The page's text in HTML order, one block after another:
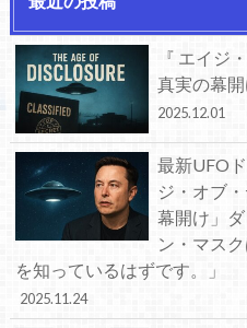
『 エイジ
真実の幕
2025.12.01
最新UFO
ジ・オブ
幕開け」
ン・マス
を知っているはずです。」
2025.11.24